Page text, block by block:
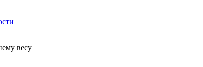
весу